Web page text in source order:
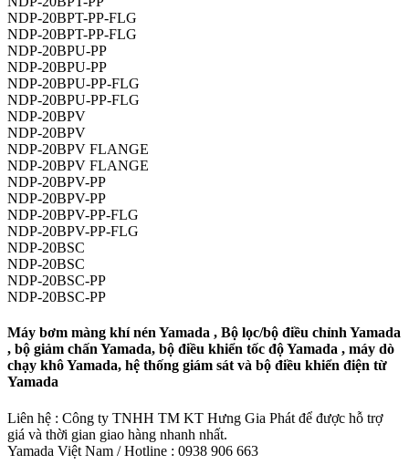
NDP-20BPT-PP-FLG
NDP-20BPT-PP-FLG
NDP-20BPU-PP
NDP-20BPU-PP
NDP-20BPU-PP-FLG
NDP-20BPU-PP-FLG
NDP-20BPV
NDP-20BPV
NDP-20BPV FLANGE
NDP-20BPV FLANGE
NDP-20BPV-PP
NDP-20BPV-PP
NDP-20BPV-PP-FLG
NDP-20BPV-PP-FLG
NDP-20BSC
NDP-20BSC
NDP-20BSC-PP
NDP-20BSC-PP
Máy bơm màng khí nén Yamada , Bộ lọc/bộ điều chỉnh Yamada
, bộ giảm chấn Yamada, bộ điều khiển tốc độ Yamada , máy dò
chạy khô Yamada, hệ thống giám sát và bộ điều khiển điện từ
Yamada
Liên hệ : Công ty TNHH TM KT Hưng Gia Phát để được hỗ trợ
giá và thời gian giao hàng nhanh nhất.
Yamada Việt Nam / Hotline : 0938 906 663